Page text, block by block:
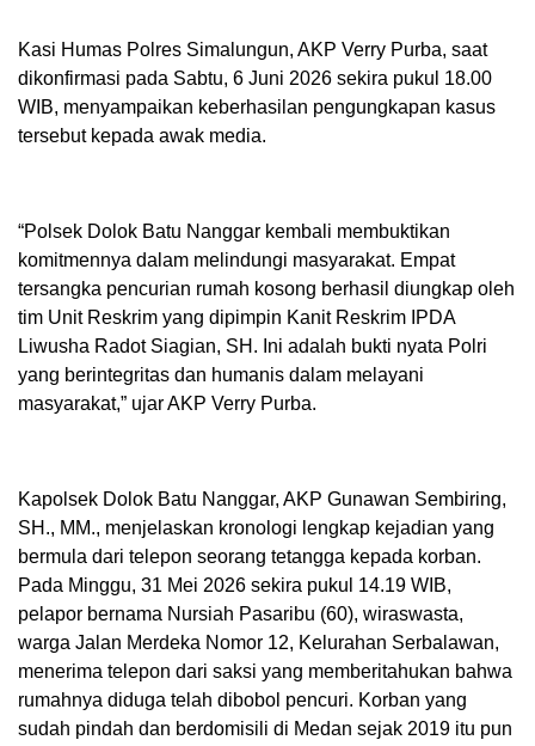
Kasi Humas Polres Simalungun, AKP Verry Purba, saat
dikonfirmasi pada Sabtu, 6 Juni 2026 sekira pukul 18.00
WIB, menyampaikan keberhasilan pengungkapan kasus
tersebut kepada awak media.
“Polsek Dolok Batu Nanggar kembali membuktikan
komitmennya dalam melindungi masyarakat. Empat
tersangka pencurian rumah kosong berhasil diungkap oleh
tim Unit Reskrim yang dipimpin Kanit Reskrim IPDA
Liwusha Radot Siagian, SH. Ini adalah bukti nyata Polri
yang berintegritas dan humanis dalam melayani
masyarakat,” ujar AKP Verry Purba.
Kapolsek Dolok Batu Nanggar, AKP Gunawan Sembiring,
SH., MM., menjelaskan kronologi lengkap kejadian yang
bermula dari telepon seorang tetangga kepada korban.
Pada Minggu, 31 Mei 2026 sekira pukul 14.19 WIB,
pelapor bernama Nursiah Pasaribu (60), wiraswasta,
warga Jalan Merdeka Nomor 12, Kelurahan Serbalawan,
menerima telepon dari saksi yang memberitahukan bahwa
rumahnya diduga telah dibobol pencuri. Korban yang
sudah pindah dan berdomisili di Medan sejak 2019 itu pun